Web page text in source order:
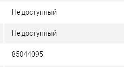
Не доступный
Не доступный
85044095